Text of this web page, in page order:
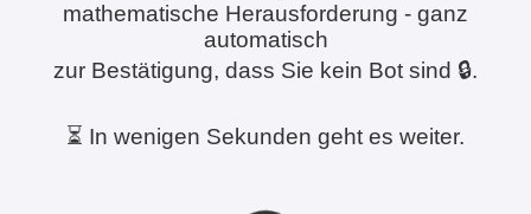
mathematische Herausforderung - ganz
automatisch
zur Bestätigung, dass Sie kein Bot sind 🔒.
⏳ In wenigen Sekunden geht es weiter.